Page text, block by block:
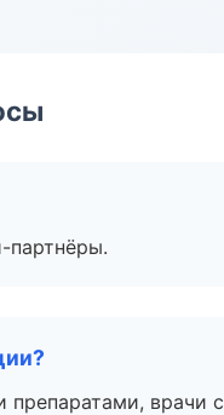
партнёры.
препаратами,